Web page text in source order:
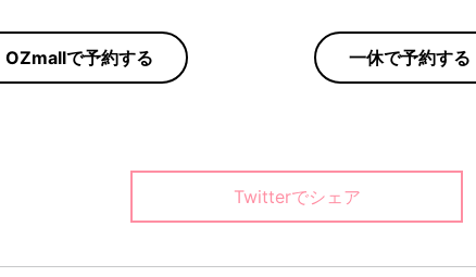
OZmallで予約する 一休で予約する
Twitterでシェア